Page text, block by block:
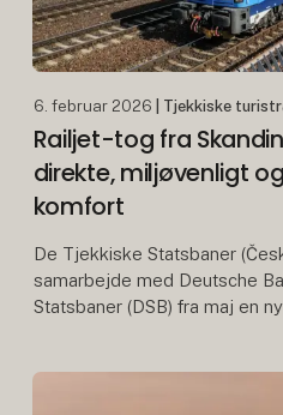
6. februar 2026 | Tjekkiske
Railjet-tog fra
direkte, miljøvenligt
komfort
De Tjekkiske Statsbaner
samarbejde med Deutsche
Statsbaner (DSB) fra maj en